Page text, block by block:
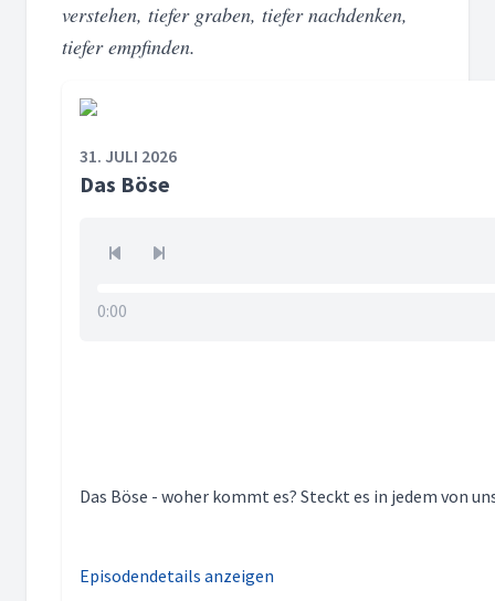
verstehen, tiefer graben, tiefer nachdenken,
tiefer empfinden.
31. JULI 2026
Das Böse
0:00
Das Böse - woher kommt es? Steckt es in jedem von
Episodendetails anzeigen